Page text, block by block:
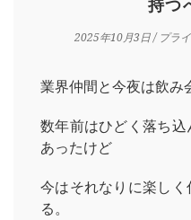
持つ
2025年10月3日/ プラ
業界仲間と今夜は飲み
数年前はひどく落ち
あったけど
今はそれなりに楽し
る。